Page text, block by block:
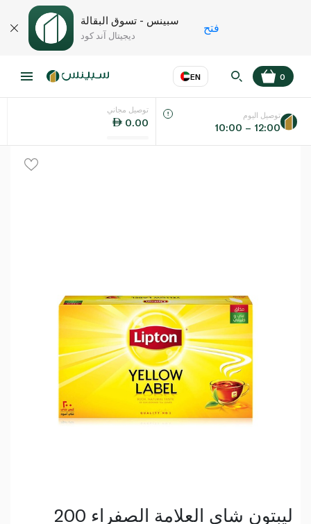
سبينس - تسوق البقالة
ديجيتال آند كود
فتح
EN
اللغة عر
0
توصيل مجاني
0.00
توصيل اليوم
10:00 – 12:00
ليبتون شاي العلامة الصفراء 200